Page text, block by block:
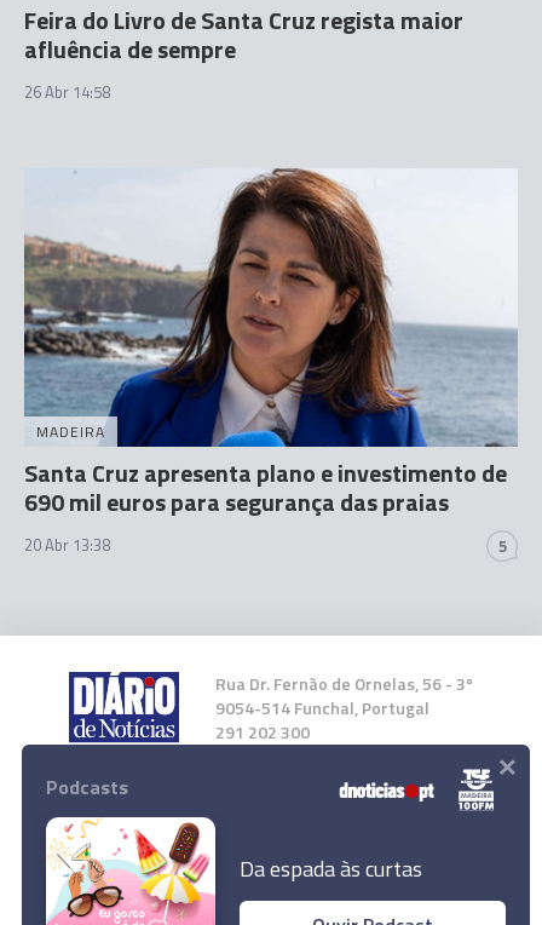
Feira do Livro de Santa Cruz regista maior
afluência de sempre
26 Abr 14:58
MADEIRA
Santa Cruz apresenta plano e investimento de
690 mil euros para segurança das praias
20 Abr 13:38 5
Rua Dr. Fernão de Ornelas, 56 - 3º
9054-514 Funchal, Portugal
291 202 300
Instale a nossa App
Podcasts
Da espada às curtas
×